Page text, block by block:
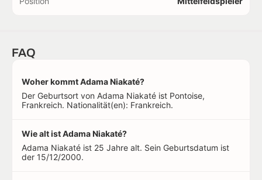
FAQ
Woher kommt Adama Niakaté?
Der Geburtsort von Adama Niakaté ist Pontoise,
Frankreich. Nationalität(en): Frankreich.
Wie alt ist Adama Niakaté?
Adama Niakaté ist 25 Jahre alt. Sein Geburtsdatum ist
der 15/12/2000.